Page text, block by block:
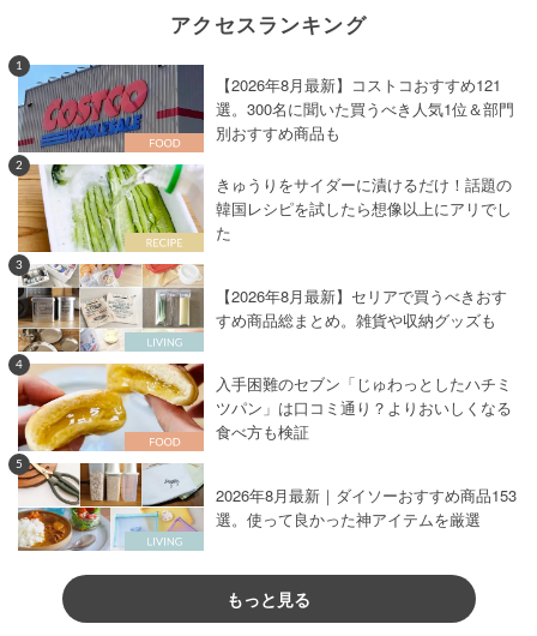
アクセスランキング
1
【2026年8月最新】コストコおすすめ121
選。300名に聞いた買うべき人気1位＆部門
別おすすめ商品も
2
きゅうりをサイダーに漬けるだけ！話題の
韓国レシピを試したら想像以上にアリでし
た
3
【2026年8月最新】セリアで買うべきおす
すめ商品総まとめ。雑貨や収納グッズも
4
入手困難のセブン「じゅわっとしたハチミ
ツパン」は口コミ通り？よりおいしくなる
食べ方も検証
5
2026年8月最新｜ダイソーおすすめ商品153
選。使って良かった神アイテムを厳選
もっと見る